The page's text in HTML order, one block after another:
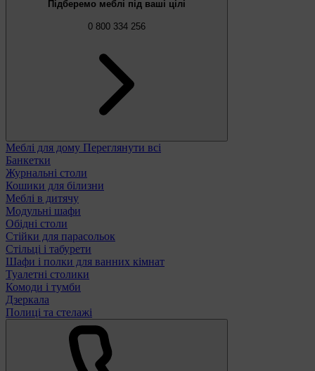
Підберемо меблі під ваші цілі
0 800 334 256
Меблі для дому Переглянути всі
Банкетки
Журнальні столи
Кошики для білизни
Меблі в дитячу
Модульні шафи
Обідні столи
Стійки для парасольок
Стільці і табурети
Шафи і полки для ванних кімнат
Туалетні столики
Комоди і тумби
Дзеркала
Полиці та стелажі